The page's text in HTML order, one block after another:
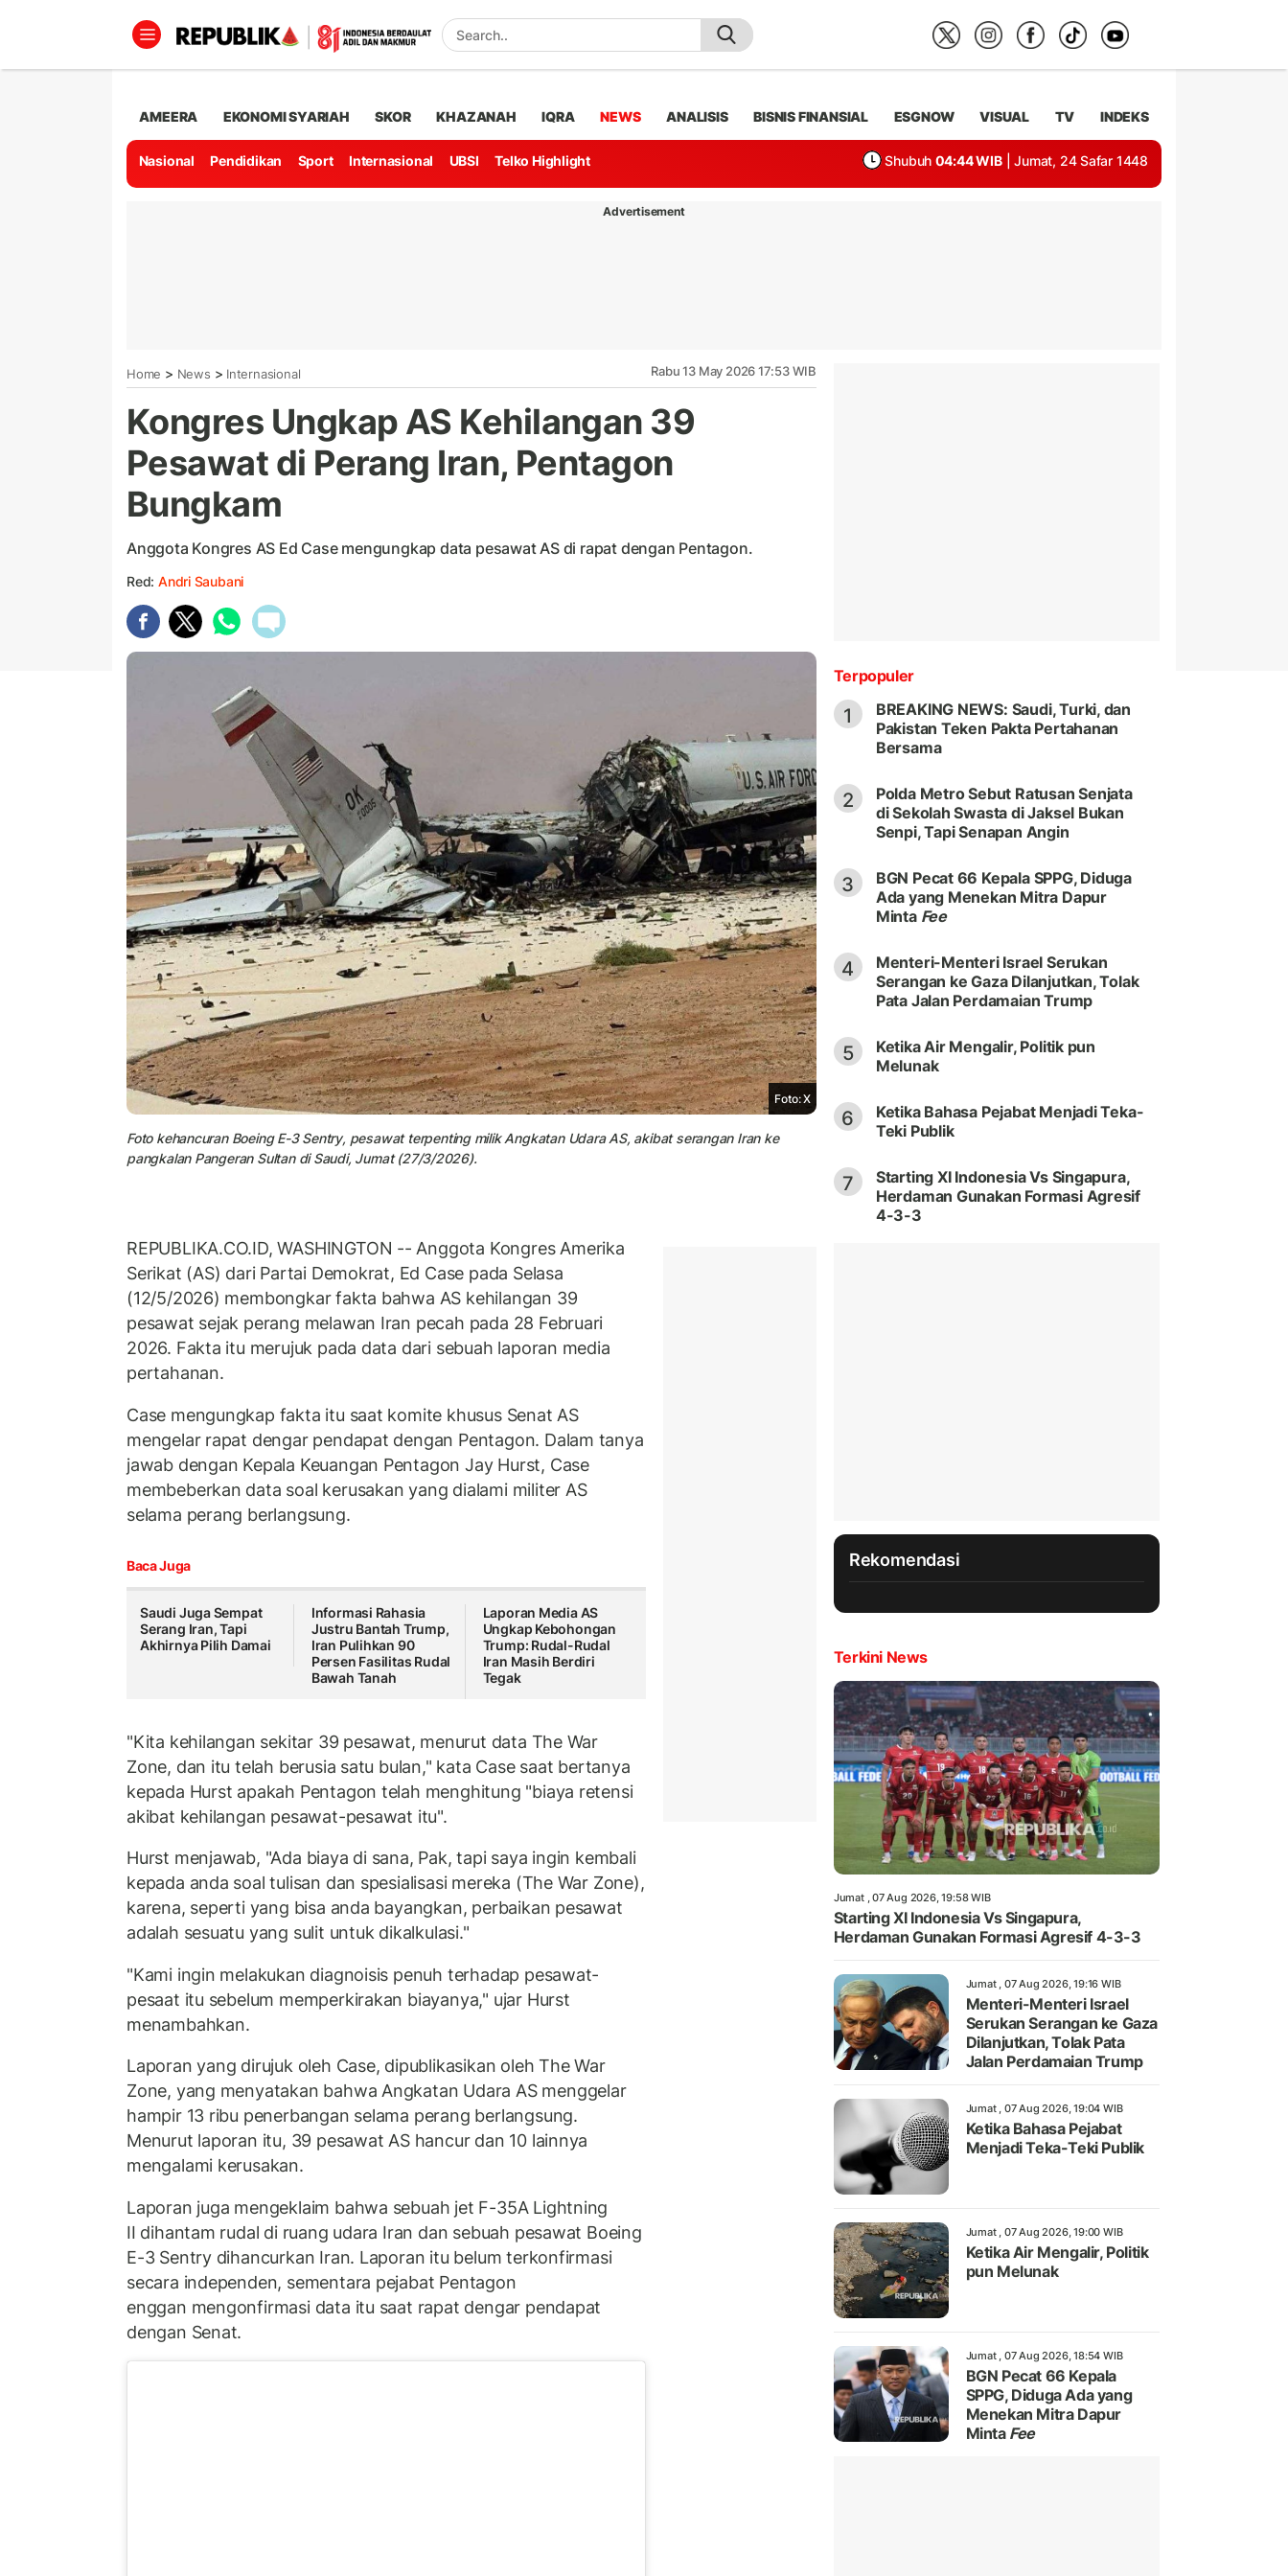
AMEERA EKONOMI SYARIAH SKOR KHAZANAH IQRA NEWS ANALISIS BISNIS FINANSIAL ESGNOW VISUAL TV INDEKS
Nasional Pendidikan Sport Internasional UBSI Telko Highlight Shubuh 04:44 WIB | Jumat, 24 Safar 1448
Advertisement
Home > News > Internasional Rabu 13 May 2026 17:53 WIB
Kongres Ungkap AS Kehilangan 39
Pesawat di Perang Iran, Pentagon
Bungkam
Anggota Kongres AS Ed Case mengungkap data pesawat AS di rapat dengan Pentagon.
Red: Andri Saubani
Foto: X
Foto kehancuran Boeing E-3 Sentry, pesawat terpenting milik Angkatan Udara AS, akibat serangan Iran ke
pangkalan Pangeran Sultan di Saudi, Jumat (27/3/2026).
REPUBLIKA.CO.ID, WASHINGTON -- Anggota Kongres Amerika
Serikat (AS) dari Partai Demokrat, Ed Case pada Selasa
(12/5/2026) membongkar fakta bahwa AS kehilangan 39
pesawat sejak perang melawan Iran pecah pada 28 Februari
2026. Fakta itu merujuk pada data dari sebuah laporan media
pertahanan.
Case mengungkap fakta itu saat komite khusus Senat AS
mengelar rapat dengar pendapat dengan Pentagon. Dalam tanya
jawab dengan Kepala Keuangan Pentagon Jay Hurst, Case
membeberkan data soal kerusakan yang dialami militer AS
selama perang berlangsung.
Baca Juga
Saudi Juga Sempat
Serang Iran, Tapi
Akhirnya Pilih Damai
Informasi Rahasia
Justru Bantah Trump,
Iran Pulihkan 90
Persen Fasilitas Rudal
Bawah Tanah
Laporan Media AS
Ungkap Kebohongan
Trump: Rudal-Rudal
Iran Masih Berdiri
Tegak
"Kita kehilangan sekitar 39 pesawat, menurut data The War
Zone, dan itu telah berusia satu bulan," kata Case saat bertanya
kepada Hurst apakah Pentagon telah menghitung "biaya retensi
akibat kehilangan pesawat-pesawat itu".
Hurst menjawab, "Ada biaya di sana, Pak, tapi saya ingin kembali
kepada anda soal tulisan dan spesialisasi mereka (The War Zone),
karena, seperti yang bisa anda bayangkan, perbaikan pesawat
adalah sesuatu yang sulit untuk dikalkulasi."
"Kami ingin melakukan diagnoisis penuh terhadap pesawat-
pesaat itu sebelum memperkirakan biayanya," ujar Hurst
menambahkan.
Laporan yang dirujuk oleh Case, dipublikasikan oleh The War
Zone, yang menyatakan bahwa Angkatan Udara AS menggelar
hampir 13 ribu penerbangan selama perang berlangsung.
Menurut laporan itu, 39 pesawat AS hancur dan 10 lainnya
mengalami kerusakan.
Laporan juga mengeklaim bahwa sebuah jet F-35A Lightning
II dihantam rudal di ruang udara Iran dan sebuah pesawat Boeing
E-3 Sentry dihancurkan Iran. Laporan itu belum terkonfirmasi
secara independen, sementara pejabat Pentagon
enggan mengonfirmasi data itu saat rapat dengar pendapat
dengan Senat.
Terpopuler
1
BREAKING NEWS: Saudi, Turki, dan
Pakistan Teken Pakta Pertahanan
Bersama
2
Polda Metro Sebut Ratusan Senjata
di Sekolah Swasta di Jaksel Bukan
Senpi, Tapi Senapan Angin
3
BGN Pecat 66 Kepala SPPG, Diduga
Ada yang Menekan Mitra Dapur
Minta Fee
4
Menteri-Menteri Israel Serukan
Serangan ke Gaza Dilanjutkan, Tolak
Pata Jalan Perdamaian Trump
5
Ketika Air Mengalir, Politik pun
Melunak
6
Ketika Bahasa Pejabat Menjadi Teka-
Teki Publik
7
Starting XI Indonesia Vs Singapura,
Herdaman Gunakan Formasi Agresif
4-3-3
Rekomendasi
Terkini News
Jumat , 07 Aug 2026, 19:58 WIB
Starting XI Indonesia Vs Singapura,
Herdaman Gunakan Formasi Agresif 4-3-3
Jumat , 07 Aug 2026, 19:16 WIB
Menteri-Menteri Israel
Serukan Serangan ke Gaza
Dilanjutkan, Tolak Pata
Jalan Perdamaian Trump
Jumat , 07 Aug 2026, 19:04 WIB
Ketika Bahasa Pejabat
Menjadi Teka-Teki Publik
Jumat , 07 Aug 2026, 19:00 WIB
Ketika Air Mengalir, Politik
pun Melunak
Jumat , 07 Aug 2026, 18:54 WIB
BGN Pecat 66 Kepala
SPPG, Diduga Ada yang
Menekan Mitra Dapur
Minta Fee